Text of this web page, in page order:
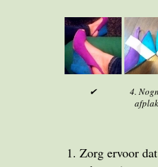
✔
4.
Zorg ervoor